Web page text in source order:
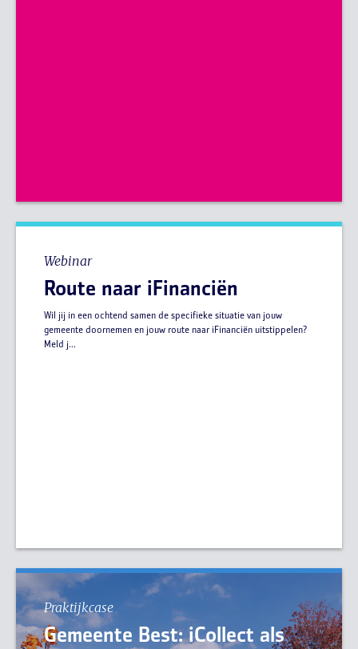
Webinar
Route naar iFinanciën
Wil jij in een ochtend samen de specifieke situatie van jouw
gemeente doornemen en jouw route naar iFinanciën uitstippelen?
Meld j...
Praktijkcase
Gemeente Best: iCollect als